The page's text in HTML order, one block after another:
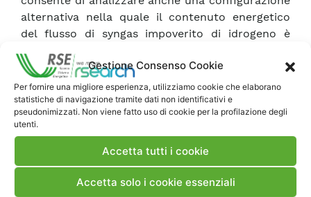
Gestione Consenso Cookie
Per fornire una migliore esperienza, utilizziamo cookie che elaborano
statistiche di navigazione tramite dati non identificativi e
pseudonimizzati. Non viene fatto uso di cookie per la profilazione degli
utenti.
Accetta tutti i cookie
Accetta solo i cookie essenziali
alternativa nella quale il contenuto energetico
del flusso di syngas impoverito di idrogeno è
recuperato mediante produzione di vapore di
alta pressione, anziché mediante l’espansione
della corrente come nel caso precedente. La
presenza della turbina a vapore consente
un’ulteriore configurazione alternativa nella
quale una parte del vapore fluente in turbina
viene estratto e utilizzato come “sweep gas nel
reattore a membrana” al fine di elevare la
pressione di estrazione dell’idrogeno. Analisi ad